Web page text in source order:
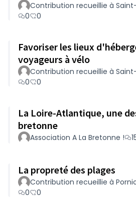
Contribution recueillie à
0
0
Favoriser les lieux
voyageurs à vélo
Contribution recueillie à
0
0
La Loire-Atlantique, une
bretonne
Association A La Bretonne !
La propreté des plages
Contribution recueillie à
0
0